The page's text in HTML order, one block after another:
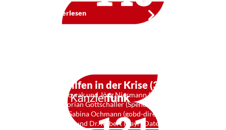
Weiterlesen
Kf 121: Hilfen in der Krise (3)
Mit Stefan Nowak und Jörg Niermann (Haufe Better
Business), Florian Gottschaller (Spendit, Lunchit), StB
Frank Hahn, Sabina Ochmann (gobd-direkt.de), StB
Erich Erichsen und Dr. Robert Mayr (Datev). …